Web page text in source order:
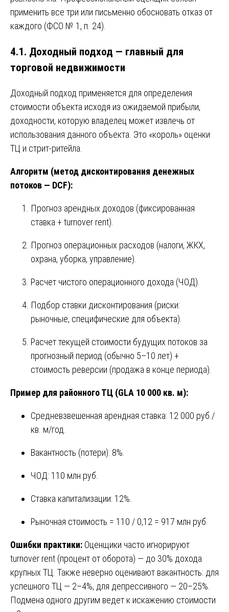
применить все три или письменно обосновать отказ от
каждого (ФСО № 1, п. 24).
4.1. Доходный подход — главный для
торговой недвижимости
Доходный подход применяется для определения
стоимости объекта исходя из ожидаемой прибыли,
доходности, которую владелец может извлечь от
использования данного объекта. Это «король» оценки
ТЦ и стрит-ритейла.
Алгоритм (метод дисконтирования денежных
потоков — DCF):
Прогноз арендных доходов (фиксированная
ставка + turnover rent).
Прогноз операционных расходов (налоги, ЖКХ,
охрана, уборка, управление).
Расчет чистого операционного дохода (ЧОД).
Подбор ставки дисконтирования (риски:
рыночные, специфические для объекта).
Расчет текущей стоимости будущих потоков за
прогнозный период (обычно 5–10 лет) +
стоимость реверсии (продажа в конце периода).
Пример для районного ТЦ (GLA 10 000 кв. м):
Средневзвешенная арендная ставка: 12 000 руб./
кв. м/год.
Вакантность (потери): 8%.
ЧОД: 110 млн руб.
Ставка капитализации: 12%.
Рыночная стоимость = 110 / 0,12 = 917 млн руб.
Ошибки практики: Оценщики часто игнорируют
turnover rent (процент от оборота) — до 30% дохода
крупных ТЦ. Также неверно оценивают вакантность: для
успешного ТЦ — 2–4%, для депрессивного — 20–25%.
Подмена одного другим ведет к искажению стоимости